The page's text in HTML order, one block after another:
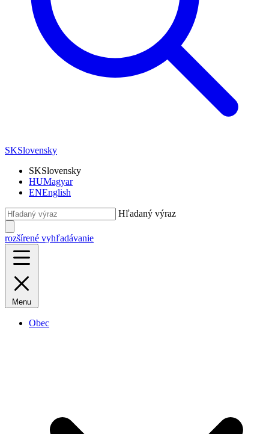
SKSlovensky
SKSlovensky
HUMagyar
ENEnglish
Hľadaný výraz
rozšírené vyhľadávanie
Menu
Obec